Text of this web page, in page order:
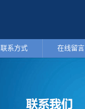
联系方式 在线留言